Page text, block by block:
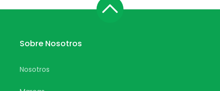
Sobre Nosotros
Nosotros